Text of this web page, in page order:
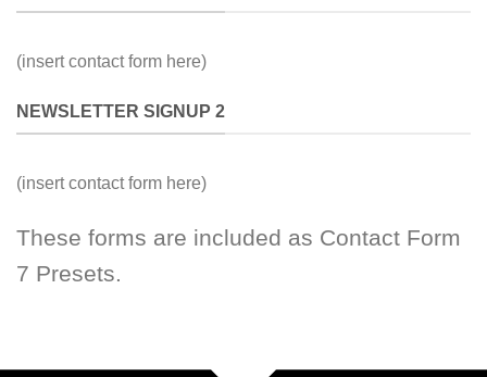
(insert contact form here)
NEWSLETTER SIGNUP 2
(insert contact form here)
These forms are included as Contact Form
7 Presets.